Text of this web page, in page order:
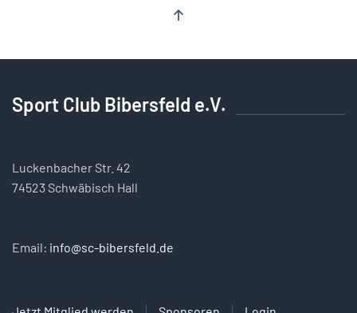
Sport Club Bibersfeld e.V.
Luckenbacher Str. 42
74523 Schwäbisch Hall
Email: info@sc-bibersfeld.de